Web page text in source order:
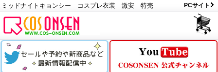
ミッドナイトキョンシー コスプレ衣装 激安 特売 PCサイト